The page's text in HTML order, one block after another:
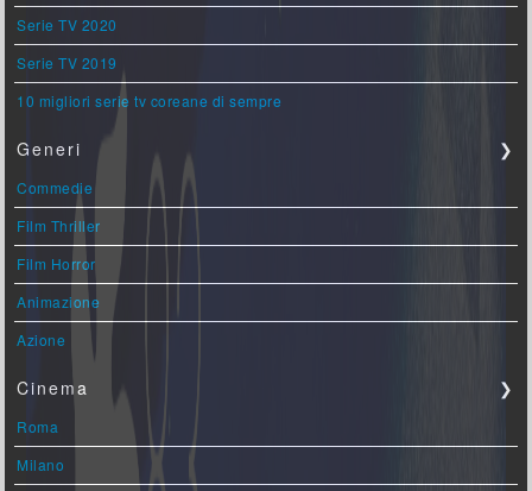
Serie TV 2020
Serie TV 2019
10 migliori serie tv coreane di sempre
Generi ❯
Commedie
Film Thriller
Film Horror
Animazione
Azione
Cinema ❯
Roma
Milano